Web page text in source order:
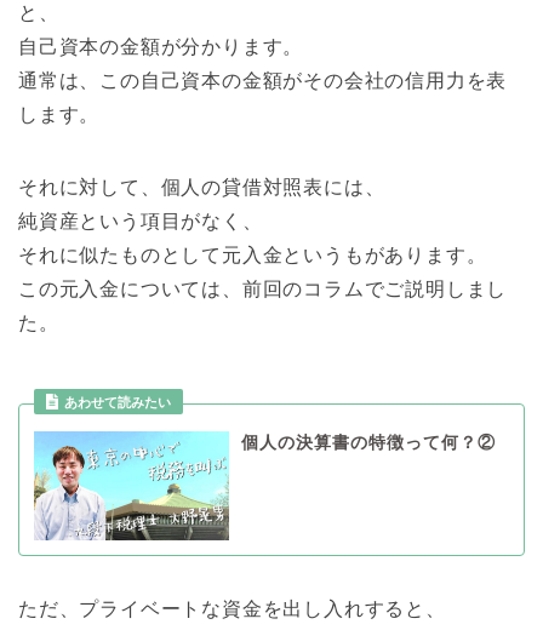
と、
自己資本の金額が分かります。
通常は、この自己資本の金額がその会社の信用力を表
します。
それに対して、個人の貸借対照表には、
純資産という項目がなく、
それに似たものとして元入金というもがあります。
この元入金については、前回のコラムでご説明しまし
た。
あわせて読みたい
個人の決算書の特徴って何？②
ただ、プライベートな資金を出し入れすると、